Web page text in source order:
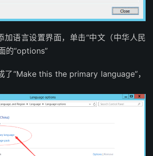
加语言设置界面，单击“中文（中华人民
的“options”
了“Make this the primary language”，